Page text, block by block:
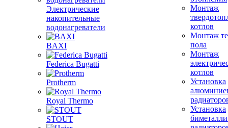
Электрические
накопительные
водонагреватели
BAXI
Federica Bugatti
Protherm
Royal Thermo
STOUT
Монтаж
котлов
Монтаж
пола
Монтаж
котлов
Установка
Установка